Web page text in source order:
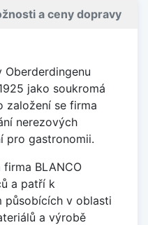
a ceny dopravy
Oberderdingenu
jako soukromá
založení se firma
nerezových
pro gastronomii.
BLANCO
a patří k
působících v oblasti
a výrobě